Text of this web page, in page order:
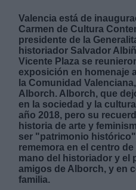
Valencia está de
Carmen de Cultura
presidente de la
historiador Salvador
Vicente Plaza se
exposición en homenaje
la Comunidad
Alborch. Alborch, que
en la sociedad y la
año 2018, pero su
historia de arte y
ser "patrimonio
rememora en el centro
mano del historiador y el
amigos de Alborch, y en
familia.
Destinatarios:
Derechos:
link
Información adicional
link